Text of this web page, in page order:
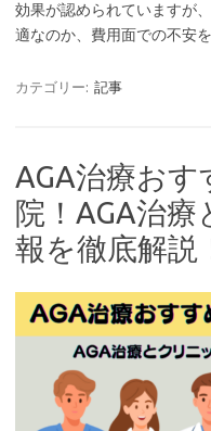
効果が認められていますが
適なのか、費用面での不安
カテゴリー: 記事
AGA治療お
院！AGA治
報を徹底解説